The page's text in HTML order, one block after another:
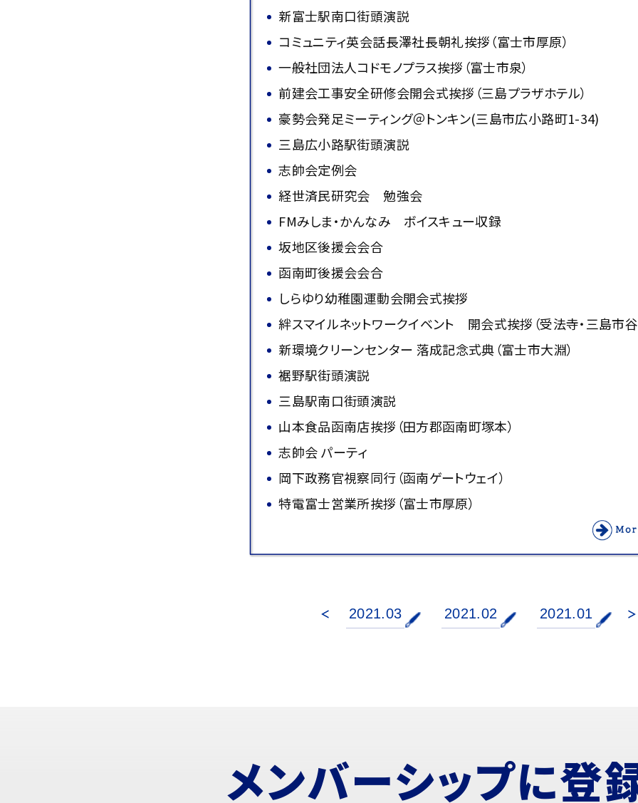
新富士駅南口街頭演説
コミュニティ英会話長澤社長朝礼挨拶（富士市厚原）
一般社団法人コドモノプラス挨拶（富士市泉）
前建会工事安全研修会開会式挨拶（三島プラザホテル）
豪勢会発足ミーティング＠トンキン(三島市広小路町1-34)
三島広小路駅街頭演説
志帥会定例会
経世済民研究会 勉強会
FMみしま・かんなみ ボイスキュー収録
坂地区後援会会合
函南町後援会会合
しらゆり幼稚園運動会開会式挨拶
絆スマイルネットワークイベント 開会式挨拶（受法寺・三島市
新環境クリーンセンター 落成記念式典（富士市大淵）
裾野駅街頭演説
三島駅南口街頭演説
山本食品函南店挨拶（田方郡函南町塚本）
志帥会 パーティ
岡下政務官視察同行（函南ゲートウェイ）
特電富士営業所挨拶（富士市厚原）
2021.03 2021.02 2021.01
メンバーシップに登